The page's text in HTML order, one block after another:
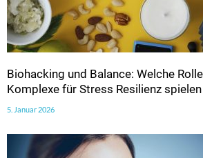
Biohacking und Balance: Welche
Komplexe für Stress Resilienz spielen
5. Januar 2026